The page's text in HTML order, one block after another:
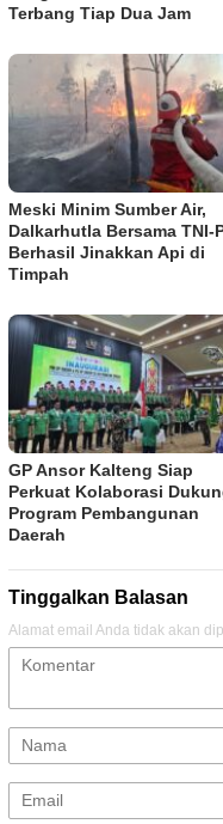
Terbang Tiap Dua Jam
Meski Minim Sumber Air,
Dalkarhutla Bersama TNI-
Berhasil Jinakkan Api di
Timpah
GP Ansor Kalteng Siap
Perkuat Kolaborasi
Program Pembangunan
Daerah
Tinggalkan Balasan
Alamat email Anda tidak akan